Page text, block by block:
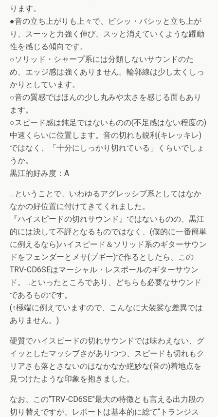
ります。
●音の立ち上がりも上々で、ビシッ・バシッと立ち上が
り、スーッと力強く伸び、スッと消えていくような躍動
性を感じる傾向です。
○ソリッド・シャープ系には分類しないサウンドのた
め、エッジ感は強くありません。輪郭線は少し太くしっ
かりとしています。
○音の質感ではほんの少し丸みや太さを感じる面もあり
ます。
○スピード感は鈍足ではないものの(不足感はない程度の)
中速くらいに位置します。音の切れも鋭利(キレッキレ)
ではなく、「十分にしっかり切れている」くらいでしょ
うか。
黒江的好み度：A
…ということで、いわゆるアグレッシブ系としてはなか
なかの好位置に付けてきてくれました。
『ハイスピードの切れサウンド』ではないものの、黒江
的には決して不評となるものではなく、(僕的に一番簡単
に例えるなら)ハイスピード＆ソリッド系のギターサウン
ドをフェンダーとメサ(ブギー)で作るとしたら、この
TRV-CD6SEはマーシャル・レスポールのギターサウン
ド。…といったところであり、どちらも必要なサウンド
であるものです。
(↑極端に例えていますので、こんなに大袈裟な差異では
ありません。)
硬質でハイスピードの切れサウンドでは味わえない、グ
イッとしたマッシブさがありつつ、スピードも切れもク
リアさも落とさないのはなかなか絶妙な(音の)着地点を
見つけたような印象を抱きました。
なお、この“TRV-CD6SE”最大の特徴とも言える出力段の
切り替えですが、レポートは基本的に総て“トランジス